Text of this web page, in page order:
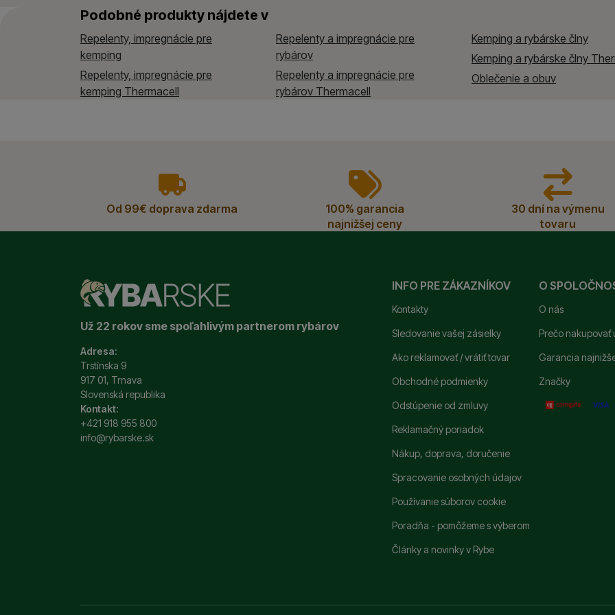
Marketingové cookies používame my aj naši dôveryhodní partneri, aby sme vám mohli
ktoré vás skutočne zaujímajú — či už na našom webe, alebo na stránkach našich
Podobné produkty nájdete v
Repelenty, impregnácie pre
kemping
Repelenty, impregnácie pre
kemping Thermacell
Repelenty a impregnácie pre
rybárov
Repelenty a impregnácie pre
rybárov Thermacell
Kemping a rybárske člny
Kemping a rybárske člny
Oblečenie a obuv
Od 99€ doprava zdarma
100% garancia
najnižšej ceny
30 dní na výmenu
tovaru
Už 22 rokov sme spoľahlivým partnerom rybárov
Adresa:
Trstínska 9
917 01, Trnava
Slovenská republika
Kontakt:
+421 918 955 800
info@rybarske.sk
INFO PRE ZÁKAZNÍKOV
Kontakty
Sledovanie vašej zásielky
Ako reklamovať / vrátiť tovar
Obchodné podmienky
Odstúpenie od zmluvy
Reklamačný poriadok
Nákup, doprava, doručenie
Spracovanie osobných údajov
Používanie súborov cookie
Poradňa - pomôžeme s výberom
Články a novinky v Rybe
O
O nás
Prečo nakupovať
Garancia
Značky